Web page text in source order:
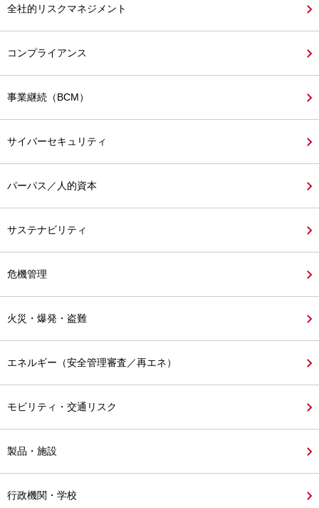
全社的リスクマネジメント
コンプライアンス
事業継続（BCM）
サイバーセキュリティ
パーパス／人的資本
サステナビリティ
危機管理
火災・爆発・盗難
エネルギー（安全管理審査／再エネ）
モビリティ・交通リスク
製品・施設
行政機関・学校